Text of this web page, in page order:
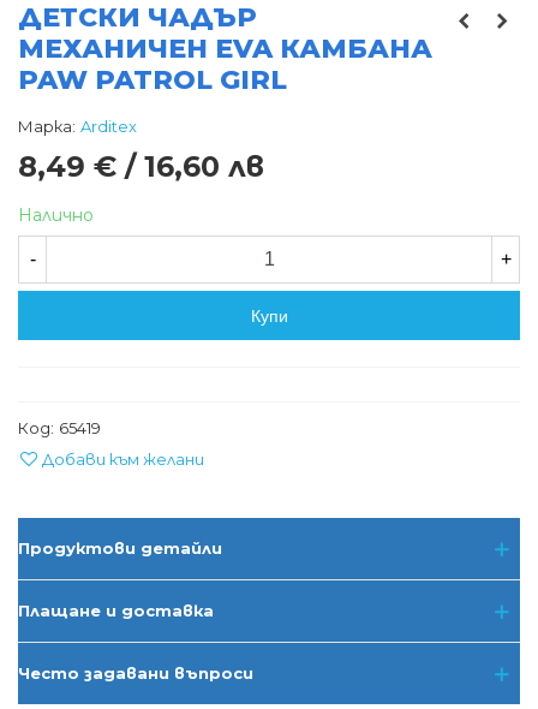
ДЕТСКИ ЧАДЪР
МЕХАНИЧЕН EVA КАМБАНА
PAW PATROL GIRL
Марка: Arditex
8,49 € / 16,60 лв
Налично
- +
Купи
Код: 65419
Добави към желани
Продуктови детайли
Плащане и доставка
Често задавани въпроси